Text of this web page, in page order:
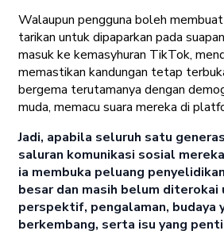
Walaupun pengguna boleh
tarikan untuk dipaparkan pada
masuk ke kemasyhuran TikTok,
memastikan kandungan tetap
bergema terutamanya dengan
muda, memacu suara mereka di
Jadi, apabila seluruh satu
saluran komunikasi sosial
ia membuka peluang
besar dan masih belum diterokai
perspektif, pengalaman, budaya
berkembang, serta isu yang